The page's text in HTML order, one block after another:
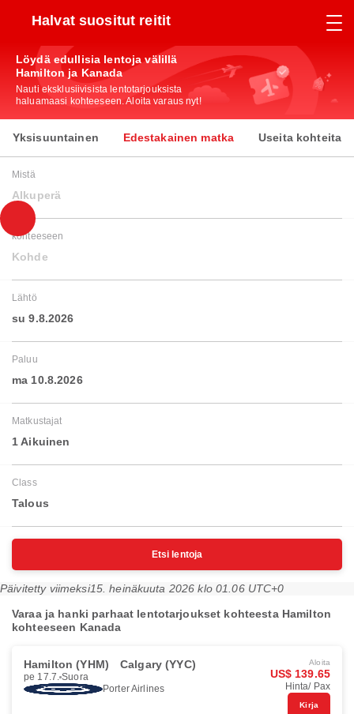
Halvat suositut reitit
Löydä edullisia lentoja välillä
Hamilton ja Kanada
Nauti eksklusiivisista lentotarjouksista
haluamaasi kohteeseen. Aloita varaus nyt!
Yksisuuntainen Edestakainen matka Useita kohteita
Mistä
Alkuperä
kohteeseen
Kohde
Lähtö
su 9.8.2026
Paluu
ma 10.8.2026
Matkustajat
1 Aikuinen
Class
Talous
Etsi lentoja
Päivitetty viimeksi15. heinäkuuta 2026 klo 01.06 UTC+0
Varaa ja hanki parhaat lentotarjoukset kohteesta Hamilton
kohteeseen Kanada
Hamilton (YHM) Calgary (YYC)
pe 17.7. Suora
Porter Airlines
Aloita
US$ 139.65
Hinta/ Pax
Kirja